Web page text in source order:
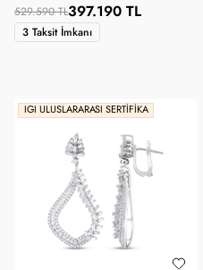
529.590 TL397.190 TL
3 Taksit İmkanı
IGI ULUSLARARASI SERTIFIKA